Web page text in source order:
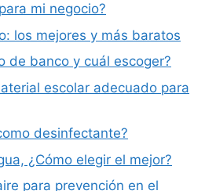
mi negocio?
los mejores y más baratos
de banco y cuál escoger?
escolar adecuado para
desinfectante?
¿Cómo elegir el mejor?
para prevención en el